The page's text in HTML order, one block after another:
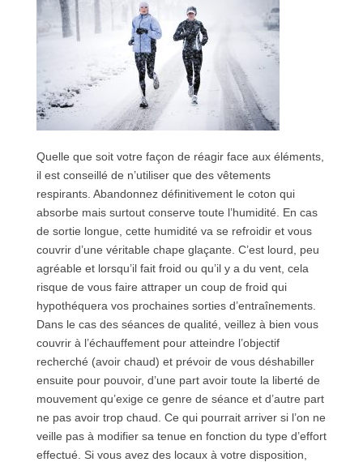
Quelle que soit votre façon de réagir face aux éléments,
il est conseillé de n’utiliser que des vêtements
respirants. Abandonnez définitivement le coton qui
absorbe mais surtout conserve toute l’humidité. En cas
de sortie longue, cette humidité va se refroidir et vous
couvrir d’une véritable chape glaçante. C’est lourd, peu
agréable et lorsqu’il fait froid ou qu’il y a du vent, cela
risque de vous faire attraper un coup de froid qui
hypothéquera vos prochaines sorties d’entraînements.
Dans le cas des séances de qualité, veillez à bien vous
couvrir à l’échauffement pour atteindre l’objectif
recherché (avoir chaud) et prévoir de vous déshabiller
ensuite pour pouvoir, d’une part avoir toute la liberté de
mouvement qu’exige ce genre de séance et d’autre part
ne pas avoir trop chaud. Ce qui pourrait arriver si l’on ne
veille pas à modifier sa tenue en fonction du type d’effort
effectué. Si vous avez des locaux à votre disposition,